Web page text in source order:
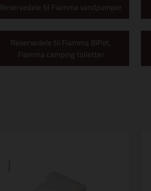
Reservedele til Fiamma vandpumper
Reservedele til Fiamma BiPot,
Fiamma camping toiletter